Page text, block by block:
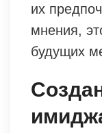
их
мнения,
будущих